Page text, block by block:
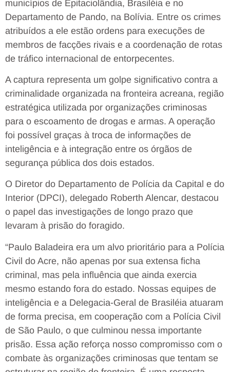
municípios de Epitaciolândia, Brasiléia e no
Departamento de Pando, na Bolívia. Entre os crimes
atribuídos a ele estão ordens para execuções de
membros de facções rivais e a coordenação de rotas
de tráfico internacional de entorpecentes.
A captura representa um golpe significativo contra a
criminalidade organizada na fronteira acreana, região
estratégica utilizada por organizações criminosas
para o escoamento de drogas e armas. A operação
foi possível graças à troca de informações de
inteligência e à integração entre os órgãos de
segurança pública dos dois estados.
O Diretor do Departamento de Polícia da Capital e do
Interior (DPCI), delegado Roberth Alencar, destacou
o papel das investigações de longo prazo que
levaram à prisão do foragido.
“Paulo Baladeira era um alvo prioritário para a Polícia
Civil do Acre, não apenas por sua extensa ficha
criminal, mas pela influência que ainda exercia
mesmo estando fora do estado. Nossas equipes de
inteligência e a Delegacia-Geral de Brasiléia atuaram
de forma precisa, em cooperação com a Polícia Civil
de São Paulo, o que culminou nessa importante
prisão. Essa ação reforça nosso compromisso com o
combate às organizações criminosas que tentam se